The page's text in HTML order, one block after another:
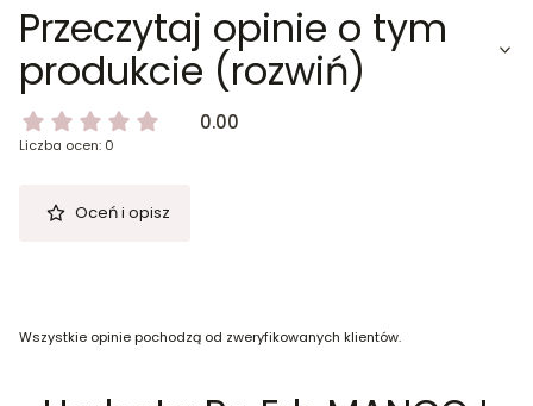
Przeczytaj opinie o tym
produkcie (rozwiń)
0.00
Liczba ocen: 0
Oceń i opisz
Wszystkie opinie pochodzą od zweryfikowanych klientów.